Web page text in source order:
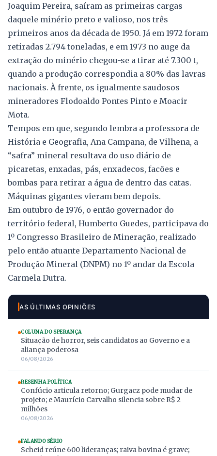
Joaquim Pereira, saíram as primeiras cargas
daquele minério preto e valioso, nos três
primeiros anos da década de 1950. Já em 1972 foram
retiradas 2.794 toneladas, e em 1973 no auge da
extração do minério chegou-se a tirar até 7.300 t,
quando a produção correspondia a 80% das lavras
nacionais. À frente, os igualmente saudosos
mineradores Flodoaldo Pontes Pinto e Moacir
Mota.
Tempos em que, segundo lembra a professora de
História e Geografia, Ana Campana, de Vilhena, a
“safra” mineral resultava do uso diário de
picaretas, enxadas, pás, enxadecos, facões e
bombas para retirar a água de dentro das catas.
Máquinas gigantes vieram bem depois.
Em outubro de 1976, o então governador do
território federal, Humberto Guedes, participava do
1º Congresso Brasileiro de Mineração, realizado
pelo então atuante Departamento Nacional de
Produção Mineral (DNPM) no 1º andar da Escola
Carmela Dutra.
AS ÚLTIMAS OPINIÕES
COLUNA DO SPERANÇA
Situação de horror, seis candidatos ao Governo e a
aliança poderosa
06/08/2026
RESENHA POLÍTICA
Confúcio articula retorno; Gurgacz pode mudar de
projeto; e Maurício Carvalho silencia sobre R$ 2
milhões
06/08/2026
FALANDO SÉRIO
Scheid reúne 600 lideranças; raiva bovina é grave;